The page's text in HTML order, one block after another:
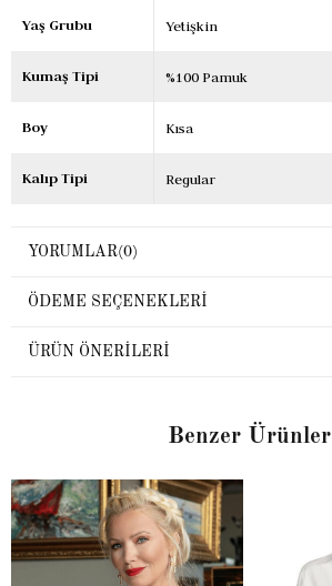
Yaş Grubu Yetişkin
Kumaş Tipi %100 Pamuk
Boy Kısa
Kalıp Tipi Regular
YORUMLAR(0)
ÖDEME SEÇENEKLERI
ÜRÜN ÖNERILERI
Benzer Ürünler